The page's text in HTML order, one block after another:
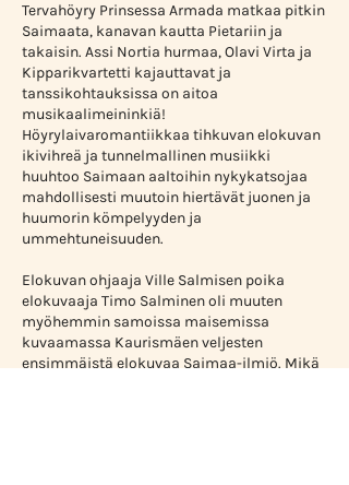
Tervahöyry Prinsessa Armada matkaa pitkin
Saimaata, kanavan kautta Pietariin ja
takaisin. Assi Nortia hurmaa, Olavi Virta ja
Kipparikvartetti kajauttavat ja
tanssikohtauksissa on aitoa
musikaalimeininkiä!
Höyrylaivaromantiikkaa tihkuvan elokuvan
ikivihreä ja tunnelmallinen musiikki
huuhtoo Saimaan aaltoihin nykykatsojaa
mahdollisesti muutoin hiertävät juonen ja
huumorin kömpelyyden ja
ummehtuneisuuden.
Elokuvan ohjaaja Ville Salmisen poika
elokuvaaja Timo Salminen oli muuten
myöhemmin samoissa maisemissa
kuvaamassa Kaurismäen veljesten
ensimmäistä elokuvaa Saimaa-ilmiö. Mikä